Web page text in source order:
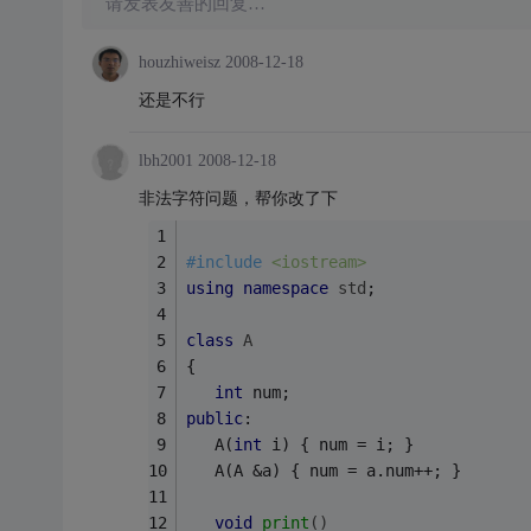
houzhiweisz 2008-12-18
还是不行
lbh2001 2008-12-18
非法字符问题，帮你改了下
#include <iostream>
using
namespace std ;
class A
{
int num;
public:
   A(
int i) { num = i; }
   A(A &a) { num = a.num++; }
void print ()